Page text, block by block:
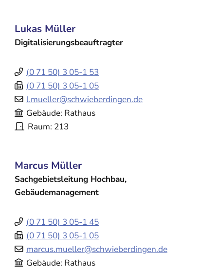
Lukas Müller
Digitalisierungsbeauftragter
(0 71 50) 3 05-1 53
(0 71 50) 3 05-1 05
l.mueller@schwieberdingen.de
Gebäude Rathaus
Raum 213
Marcus Müller
Sachgebietsleitung Hochbau,
Gebäudemanagement
(0 71 50) 3 05-1 45
(0 71 50) 3 05-1 05
marcus.mueller@schwieberdingen.de
Gebäude Rathaus